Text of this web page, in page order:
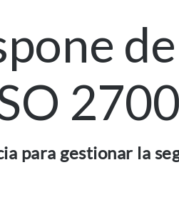
para gestionar la